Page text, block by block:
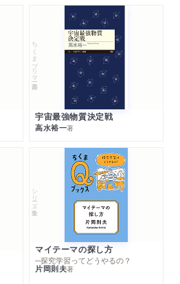
ちくまプリマー新書
宇宙最強物質決定戦
高水裕一著
シリーズ・全集
マイテーマの探し方
─探究学習ってどうやるの？
片岡則夫著